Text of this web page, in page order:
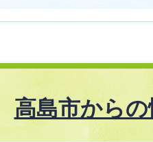
高島市からの